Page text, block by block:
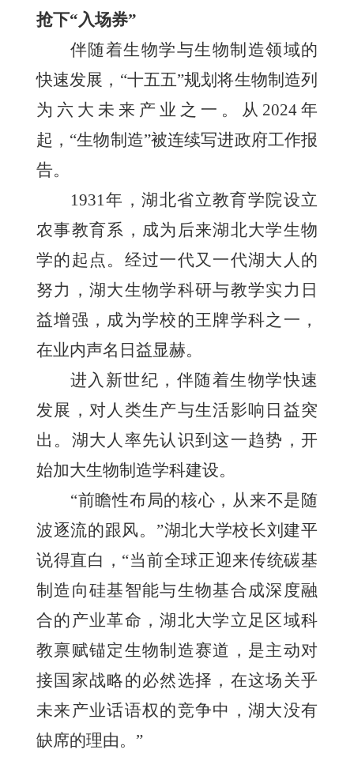
抢下“入场券”
伴随着生物学与生物制造领域的
快速发展，“十五五”规划将生物制造列
为六大未来产业之一。从2024年
起，“生物制造”被连续写进政府工作报
告。
1931年，湖北省立教育学院设立
农事教育系，成为后来湖北大学生物
学的起点。经过一代又一代湖大人的
努力，湖大生物学科研与教学实力日
益增强，成为学校的王牌学科之一，
在业内声名日益显赫。
进入新世纪，伴随着生物学快速
发展，对人类生产与生活影响日益突
出。湖大人率先认识到这一趋势，开
始加大生物制造学科建设。
“前瞻性布局的核心，从来不是随
波逐流的跟风。”湖北大学校长刘建平
说得直白，“当前全球正迎来传统碳基
制造向硅基智能与生物基合成深度融
合的产业革命，湖北大学立足区域科
教禀赋锚定生物制造赛道，是主动对
接国家战略的必然选择，在这场关乎
未来产业话语权的竞争中，湖大没有
缺席的理由。”